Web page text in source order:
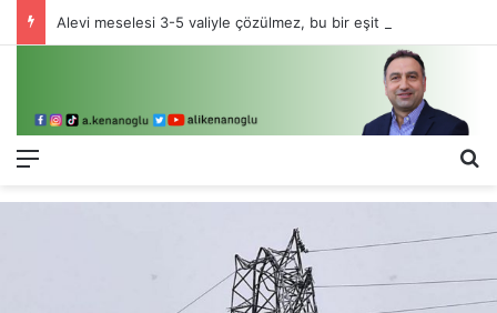
Menü